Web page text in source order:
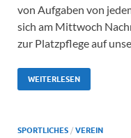
von Aufgaben von
sich am Mittwoch
zur Platzpflege auf
WEITERLESEN
SPORTLICHES / VEREIN